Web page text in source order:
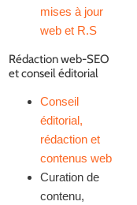
mises à jour
web et R.S
Rédaction web-SEO
et conseil éditorial
Conseil
éditorial,
rédaction et
contenus web
Curation de
contenu,